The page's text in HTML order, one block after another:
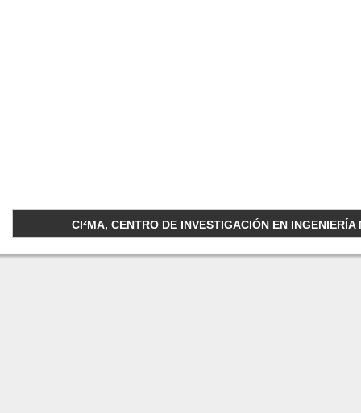
CI²MA, CENTRO DE INVESTIGACIÓN EN